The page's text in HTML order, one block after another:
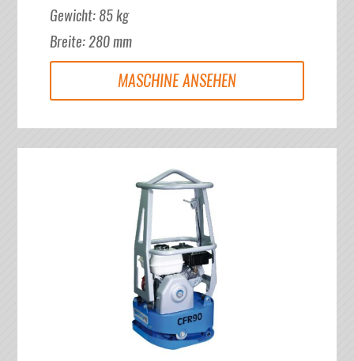
Gewicht: 85kg
Breite:280mm
MASCHINE ANSEHEN